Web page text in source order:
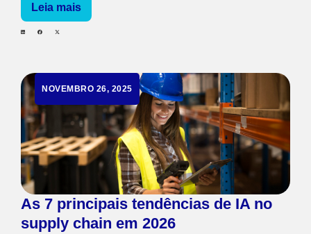
Leia mais
NOVEMBRO 26, 2025
As 7 principais tendências de IA no
supply chain em 2026